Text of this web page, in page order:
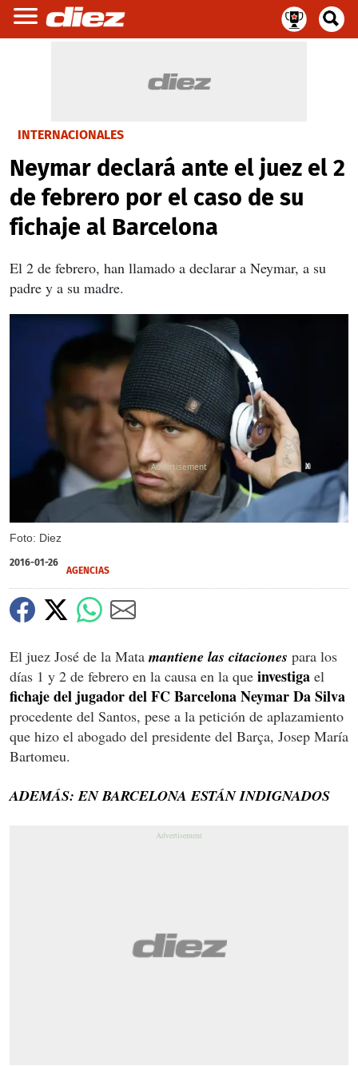
INTERNACIONALES
Neymar declará ante el juez el 2
de febrero por el caso de su
fichaje al Barcelona
El 2 de febrero, han llamado a declarar a Neymar, a su
padre y a su madre.
Foto: Diez
X
2016-01-26
AGENCIAS
El juez José de la Mata mantiene las citaciones para los
días 1 y 2 de febrero en la causa en la que investiga el
fichaje del jugador del FC Barcelona Neymar Da Silva
procedente del Santos, pese a la petición de aplazamiento
que hizo el abogado del presidente del Barça, Josep María
Bartomeu.
ADEMÁS: EN BARCELONA ESTÁN INDIGNADOS